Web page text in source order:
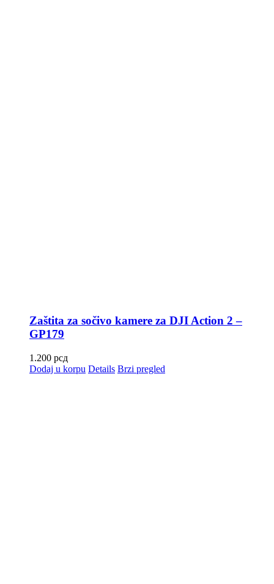
Zaštita za sočivo kamere za DJI Action 2 –
GP179
1.200 рсд
Dodaj u korpu Details Brzi pregled